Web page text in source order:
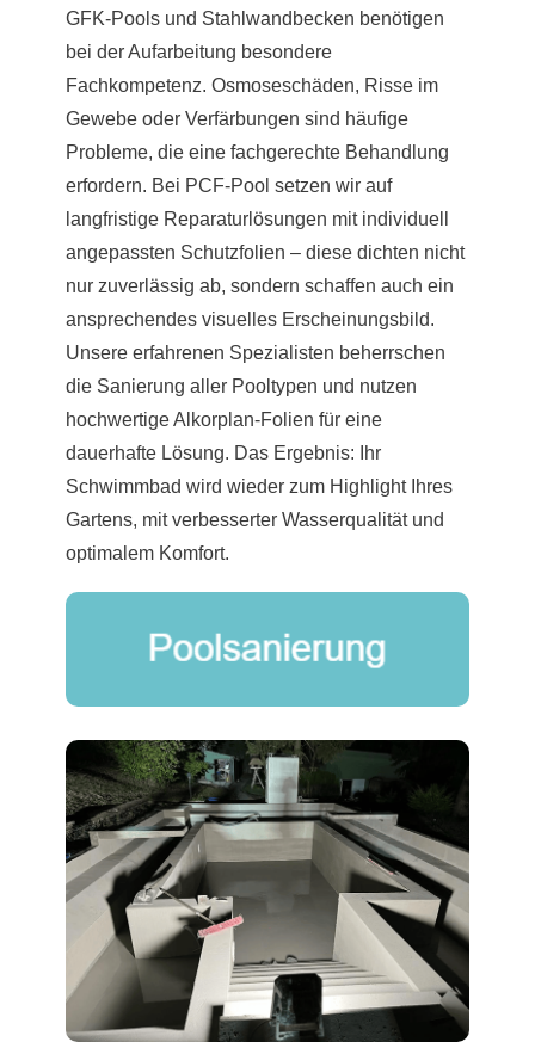
GFK-Pools und Stahlwandbecken benötigen
bei der Aufarbeitung besondere
Fachkompetenz. Osmoseschäden, Risse im
Gewebe oder Verfärbungen sind häufige
Probleme, die eine fachgerechte Behandlung
erfordern. Bei PCF-Pool setzen wir auf
langfristige Reparaturlösungen mit individuell
angepassten Schutzfolien – diese dichten nicht
nur zuverlässig ab, sondern schaffen auch ein
ansprechendes visuelles Erscheinungsbild.
Unsere erfahrenen Spezialisten beherrschen
die Sanierung aller Pooltypen und nutzen
hochwertige Alkorplan-Folien für eine
dauerhafte Lösung. Das Ergebnis: Ihr
Schwimmbad wird wieder zum Highlight Ihres
Gartens, mit verbesserter Wasserqualität und
optimalem Komfort.